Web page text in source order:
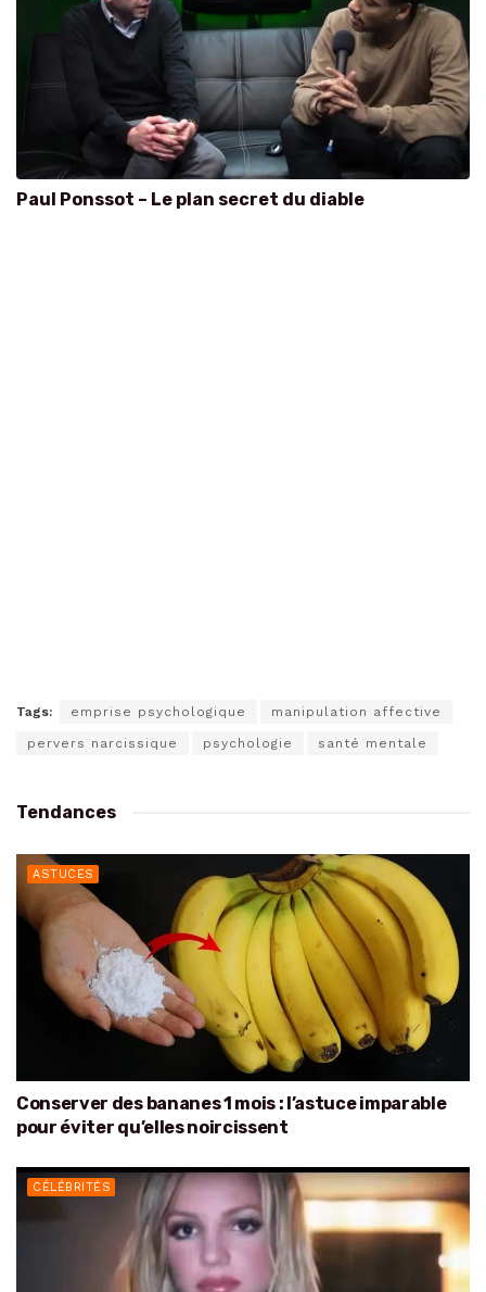
Paul Ponssot – Le plan secret du diable
Tags: emprise psychologique manipulation affective
pervers narcissique psychologie santé mentale
Tendances
ASTUCES
Conserver des bananes 1 mois : l’astuce imparable
pour éviter qu’elles noircissent
CÉLÉBRITÉS